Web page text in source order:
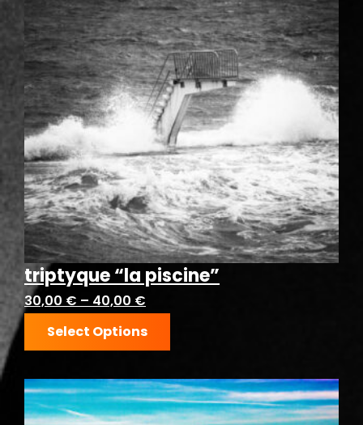
triptyque “la piscine”
30,00 € – 40,00 €
Select Options